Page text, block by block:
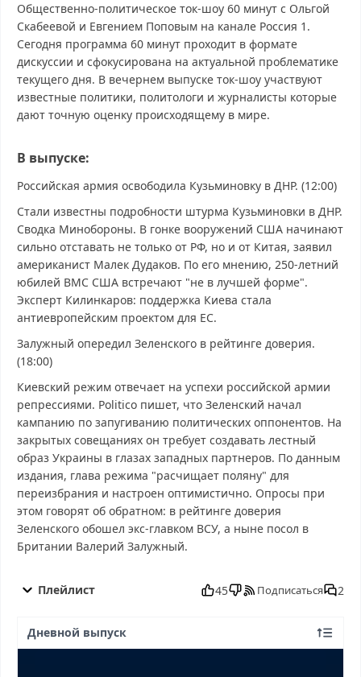
Общественно-политическое ток-шоу 60 минут с Ольгой
Скабеевой и Евгением Поповым на канале Россия 1.
Сегодня программа 60 минут проходит в формате
дискуссии и сфокусирована на актуальной проблематике
текущего дня. В вечернем выпуске ток-шоу участвуют
известные политики, политологи и журналисты которые
дают точную оценку происходящему в мире.
В выпуске:
Российская армия освободила Кузьминовку в ДНР. (12:00)
Стали известны подробности штурма Кузьминовки в ДНР.
Сводка Минобороны. В гонке вооружений США начинают
сильно отставать не только от РФ, но и от Китая, заявил
американист Малек Дудаков. По его мнению, 250-летний
юбилей ВМС США встречают "не в лучшей форме".
Эксперт Килинкаров: поддержка Киева стала
антиевропейским проектом для ЕС.
Залужный опередил Зеленского в рейтинге доверия.
(18:00)
Киевский режим отвечает на успехи российской армии
репрессиями. Politico пишет, что Зеленский начал
кампанию по запугиванию политических оппонентов. На
закрытых совещаниях он требует создавать лестный
образ Украины в глазах западных партнеров. По данным
издания, глава режима "расчищает поляну" для
переизбрания и настроен оптимистично. Опросы при
этом говорят об обратном: в рейтинге доверия
Зеленского обошел экс-главком ВСУ, а ныне посол в
Британии Валерий Залужный.
минyт от 06.10.2025 смотреть онлайн, 60 минyт от 06.10.2025
06.10.2025 выпуск онлайн, 60 минyт от 06.10.2025 эфир, 60
Плейлист 45 Подписаться 2
Дневной выпуск